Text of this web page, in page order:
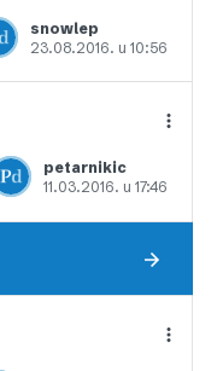
snowlep
23.08.2016. u 10:56
u favorite
petarnikic
11.03.2016. u 17:46
u favorite